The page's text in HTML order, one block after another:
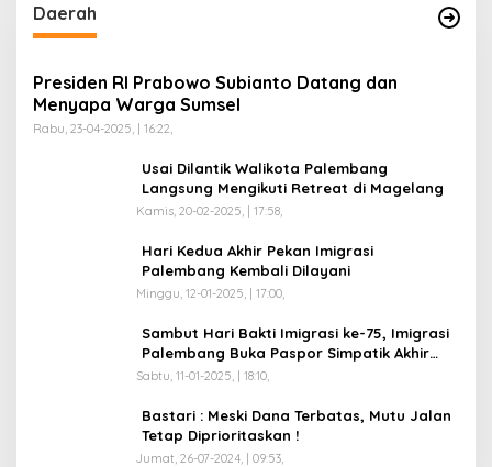
Daerah
Presiden RI Prabowo Subianto Datang dan
Menyapa Warga Sumsel
Rabu, 23-04-2025, | 16:22,
Usai Dilantik Walikota Palembang
Langsung Mengikuti Retreat di Magelang
Kamis, 20-02-2025, | 17:58,
Hari Kedua Akhir Pekan Imigrasi
Palembang Kembali Dilayani
Minggu, 12-01-2025, | 17:00,
Sambut Hari Bakti Imigrasi ke-75, Imigrasi
Palembang Buka Paspor Simpatik Akhir
Pekan
Sabtu, 11-01-2025, | 18:10,
Bastari : Meski Dana Terbatas, Mutu Jalan
Tetap Diprioritaskan !
Jumat, 26-07-2024, | 09:53,